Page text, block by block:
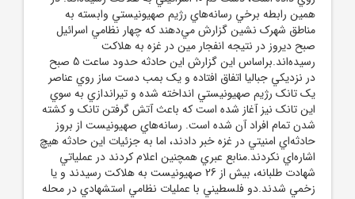
همين رابطه برخي رسانه‌هاي رژيم صهيونيستي وابسته به
مناطق شهرک نشين گزارش مي‌دهند که چهار نظامي اسرائيل
صبح ديروز در نتيجه انفجار مين در غزه به هلاکت
رسيده‌اند.براساس اين گزارش اين حادثه حدود ساعت 5 صبح
در نزديکي جباليا اتفاق افتاده و يک بمب دست ساز روي عناصر
يک تانک رژيم صهيونيستي انداخته شده و تيراندازي به سوي
اين تانک نيز آغاز شده است که باعث آتش گرفتن تانک و کشته
شدن تمام افراد آن شده است. رسانه‌هاي صهيونيست از بروز
حادثه‌اي امنيتي در غزه خبر دادند، اما به جزئيات اين حادثه هيچ
اشاره‌اي نکردند.منابع عبري همچنين اعلام کردند در عملياتي
شهادت طلبانه، بيش از 26 صهيونيست به هلاکت رسيدند و يا
زخمي شدند.دو فلسطيني با عمليات نظامي استشهادي در محله